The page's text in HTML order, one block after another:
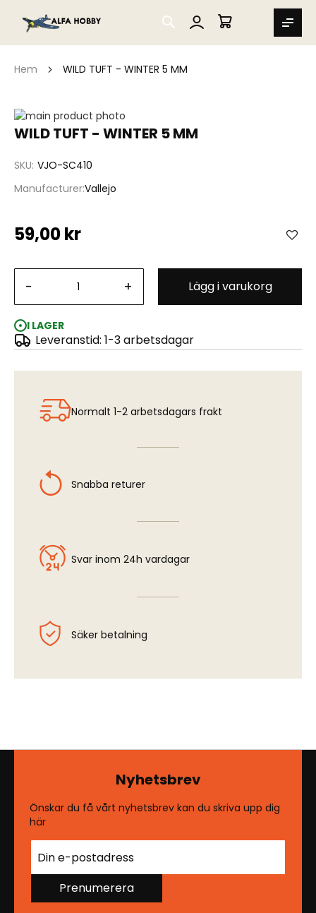
SEARCH
MIN VARUKORG
Hem WILD TUFT - WINTER 5 MM
WILD TUFT - WINTER 5 MM
SKU VJO-SC410
ManufacturerVallejo
59,00 kr
- + Lägg i varukorg
I LAGER
Leveranstid: 1-3 arbetsdagar
Hoppa
till
bildgalleriet
WILD TUFT - WINTER 5 MM
Hoppa
av
bildgalleriet
Normalt 1-2 arbetsdagars frakt
Snabba returer
Svar inom 24h vardagar
Säker betalning
Nyhetsbrev
Önskar du få vårt nyhetsbrev kan du skriva upp dig
här
Prenumerera